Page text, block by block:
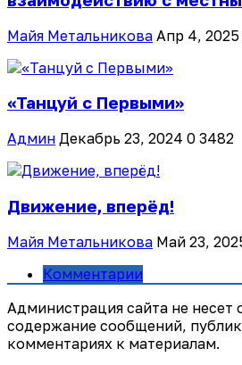
Майя Метальникова Апр 4, 2025
«Танцуй с Первыми»
Админ Декабрь 23, 2024 0 3482
Движение, вперёд!
Майя Метальникова Май 23,
Комментарии
Администрация сайта не несет
содержание сообщений,
комментариях к материалам.